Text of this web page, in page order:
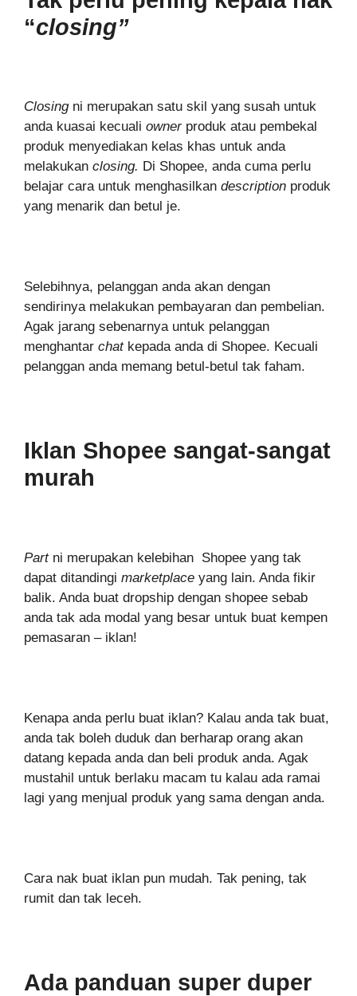
“closing”
Closing ni merupakan satu skil yang susah untuk
anda kuasai kecuali owner produk atau pembekal
produk menyediakan kelas khas untuk anda
melakukan closing. Di Shopee, anda cuma perlu
belajar cara untuk menghasilkan description produk
yang menarik dan betul je.
Selebihnya, pelanggan anda akan dengan
sendirinya melakukan pembayaran dan pembelian.
Agak jarang sebenarnya untuk pelanggan
menghantar chat kepada anda di Shopee. Kecuali
pelanggan anda memang betul-betul tak faham.
Iklan Shopee sangat-sangat
murah
Part ni merupakan kelebihan Shopee yang tak
dapat ditandingi marketplace yang lain. Anda fikir
balik. Anda buat dropship dengan shopee sebab
anda tak ada modal yang besar untuk buat kempen
pemasaran – iklan!
Kenapa anda perlu buat iklan? Kalau anda tak buat,
anda tak boleh duduk dan berharap orang akan
datang kepada anda dan beli produk anda. Agak
mustahil untuk berlaku macam tu kalau ada ramai
lagi yang menjual produk yang sama dengan anda.
Cara nak buat iklan pun mudah. Tak pening, tak
rumit dan tak leceh.
Ada panduan super duper